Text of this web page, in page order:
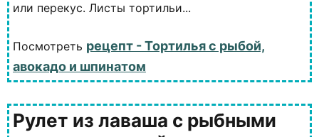
или перекус. Листы тортильи...
Посмотреть рецепт - Тортилья с рыбой,
авокадо и шпинатом
Рулет из лаваша с рыбными